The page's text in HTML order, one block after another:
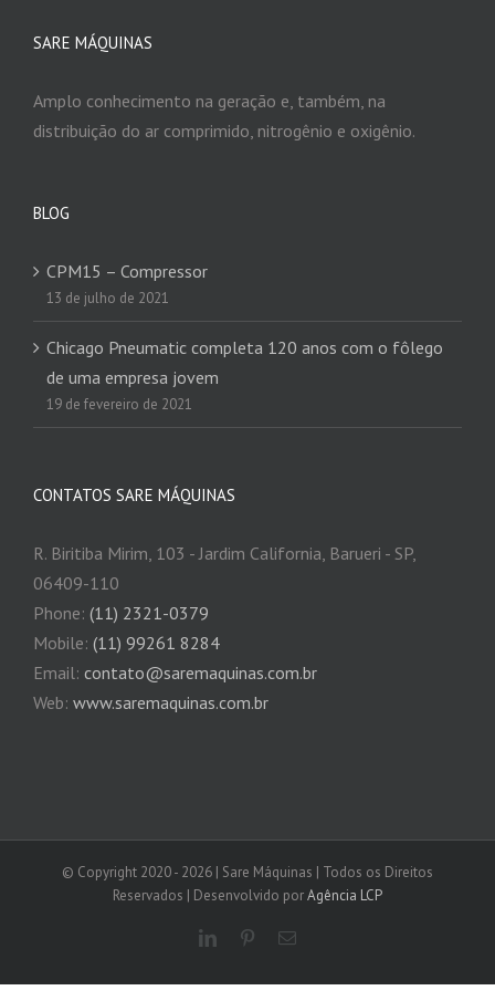
SARE MÁQUINAS
Amplo conhecimento na geração e, também, na
distribuição do ar comprimido, nitrogênio e oxigênio.
BLOG
CPM15 – Compressor
13 de julho de 2021
Chicago Pneumatic completa 120 anos com o fôlego
de uma empresa jovem
19 de fevereiro de 2021
CONTATOS SARE MÁQUINAS
R. Biritiba Mirim, 103 - Jardim California, Barueri - SP,
06409-110
Phone: (11) 2321-0379
Mobile: (11) 99261 8284
Email: contato@saremaquinas.com.br
Web: www.saremaquinas.com.br
© Copyright 2020 - 2026 | Sare Máquinas | Todos os Direitos
Reservados | Desenvolvido porAgência LCP
LinkedInPinterestEmail